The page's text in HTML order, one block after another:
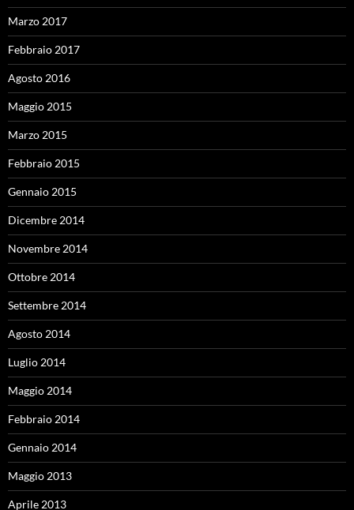
Marzo 2017
Febbraio 2017
Agosto 2016
Maggio 2015
Marzo 2015
Febbraio 2015
Gennaio 2015
Dicembre 2014
Novembre 2014
Ottobre 2014
Settembre 2014
Agosto 2014
Luglio 2014
Maggio 2014
Febbraio 2014
Gennaio 2014
Maggio 2013
Aprile 2013